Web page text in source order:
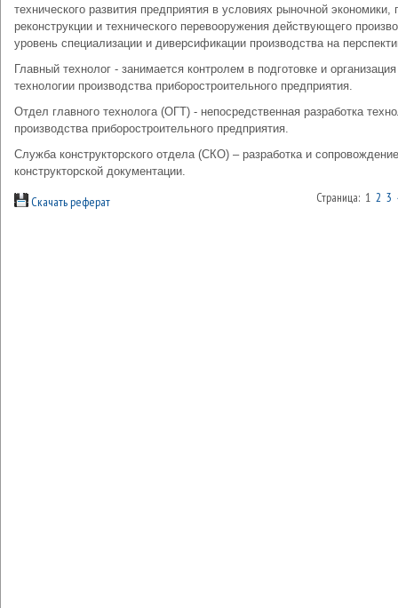
технического развития предприятия в условиях рыночной экономики,
реконструкции и технического перевооружения действующего
уровень специализации и диверсификации производства на
Главный технолог - занимается контролем в подготовке и организация
технологии производства приборостроительного предприятия.
Отдел главного технолога (ОГТ) - непосредственная разработка
производства приборостроительного предприятия.
Служба конструкторского отдела (СКО) – разработка и сопровождение
конструкторской документации.
Скачать реферат Страница: 1 2 3